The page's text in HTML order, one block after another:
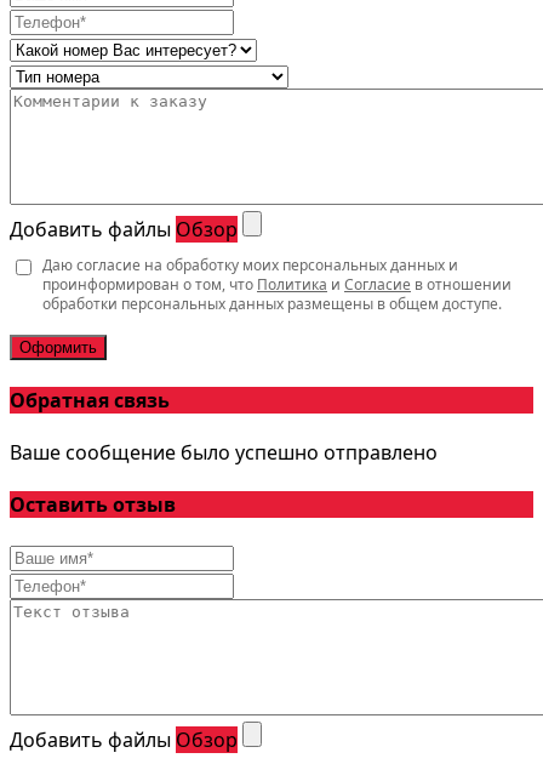
Добавить файлы Обзор
Даю согласие на обработку моих персональных данных и
проинформирован о том, что Политика и Согласие в отношении
обработки персональных данных размещены в общем доступе.
Оформить
Обратная связь
Ваше сообщение было успешно отправлено
Оставить отзыв
Добавить файлы Обзор